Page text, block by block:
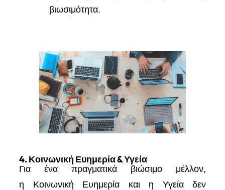
βιωσιμότητα.
4. Κοινωνική Ευημερία & Υγεία
Για ένα πραγματικά βιώσιμο μέλλον,
η Κοινωνική Ευημερία και η Υγεία δεν